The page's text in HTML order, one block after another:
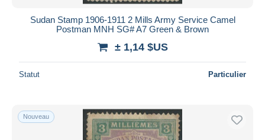
Sudan Stamp 1906-1911 2 Mills Army Service Camel
Postman MNH SG# A7 Green & Brown
± 1,14 $US
Statut Particulier
Nouveau